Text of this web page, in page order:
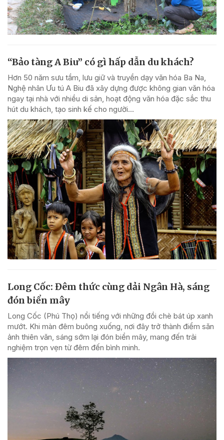
“Bảo tàng A Biu” có gì hấp dẫn du khách?
Hơn 50 năm sưu tầm, lưu giữ và truyền dạy văn hóa Ba Na,
Nghệ nhân Ưu tú A Biu đã xây dựng được không gian văn hóa
ngay tại nhà với nhiều di sản, hoạt động văn hóa đặc sắc thu
hút du khách, tạo sinh kế cho người...
Long Cốc: Đêm thức cùng dải Ngân Hà, sáng
đón biển mây
Long Cốc (Phú Thọ) nổi tiếng với những đồi chè bát úp xanh
mướt. Khi màn đêm buông xuống, nơi đây trở thành điểm săn
ảnh thiên văn, sáng sớm lại đón biển mây, mang đến trải
nghiệm trọn vẹn từ đêm đến bình minh.